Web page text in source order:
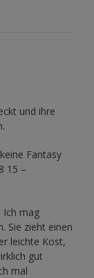
und ihre
Fantasy
15 –
Ich mag
Sie zieht einen
leichte Kost,
gut
mal